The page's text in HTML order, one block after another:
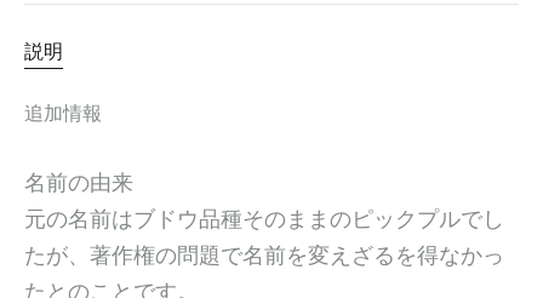
説明
追加情報
名前の由来
元の名前はブドウ品種そのままのピックプルでし
たが、著作権の問題で名前を変えざるを得なかっ
たとのことです。